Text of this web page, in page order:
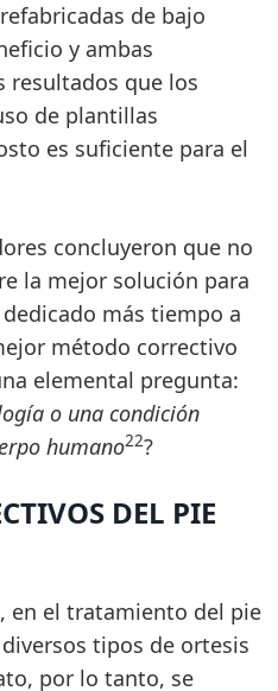
de bajo
y ambas
resultados que los
de plantillas
es suficiente para el
concluyeron que no
la mejor solución para
más tiempo a
método correctivo
elemental pregunta:
o una condición
humano22?
DEL PIE
en el tratamiento del pie
tipos de ortesis
por lo tanto, se